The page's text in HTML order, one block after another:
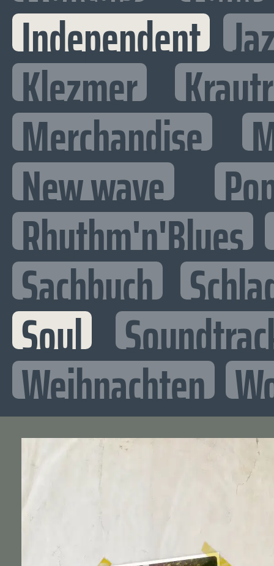
Independent
Klezmer
Merchandise
New wave
Rhythm'n'Blues
Sachbuch
Soul
Weihnachten